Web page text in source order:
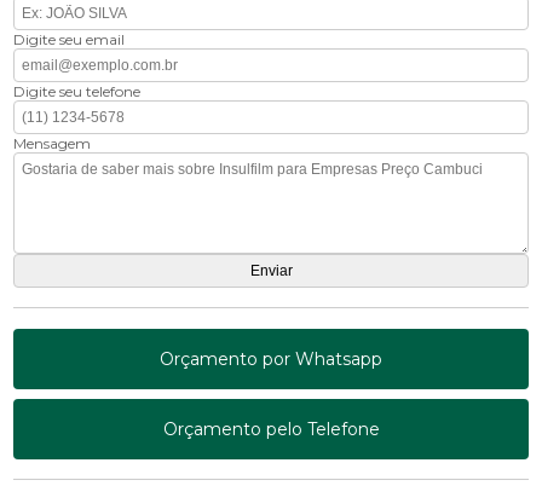
Digite seu email
Digite seu telefone
Mensagem
Orçamento por Whatsapp
Orçamento pelo Telefone